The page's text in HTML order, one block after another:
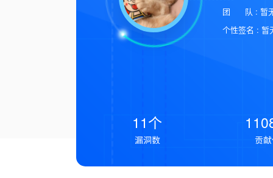
团 队 : 暂
个性签名 : 暂
11个
漏洞数 贡